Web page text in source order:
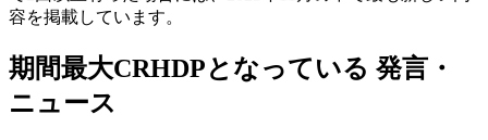
容を掲載しています。
期間最大CRHDPとなっている 発言・
ニュース